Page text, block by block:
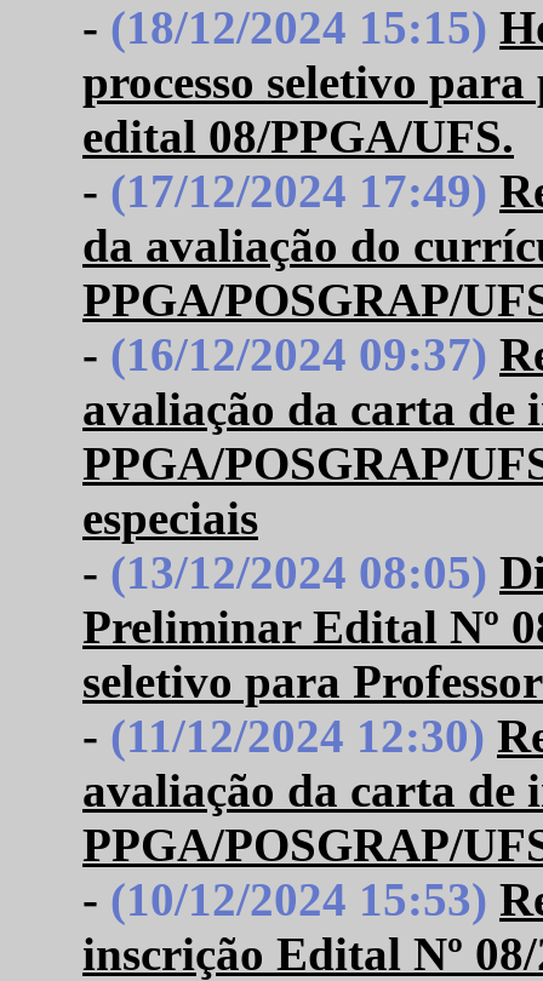
- (18/12/2024 15:15)
processo seletivo
edital 08/PPGA/UFS.
- (17/12/2024 17:49)
da avaliação do
PPGA/POSGRAP/
- (16/12/2024 09:37)
avaliação da carta de
PPGA/POSGRAP/
especiais
- (13/12/2024 08:05)
Preliminar Edital Nº
seletivo para
- (11/12/2024 12:30)
avaliação da carta de
PPGA/POSGRAP/
- (10/12/2024 15:53)
inscrição Edital Nº